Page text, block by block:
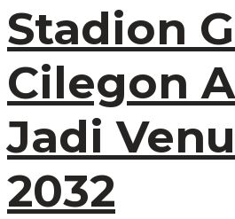
Stadion
Cilegon
Jadi
2032